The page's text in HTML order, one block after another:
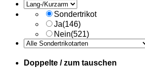
Sondertrikot
Ja(146)
Nein(521)
Doppelte / zum tauschen